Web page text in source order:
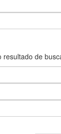
resultado de